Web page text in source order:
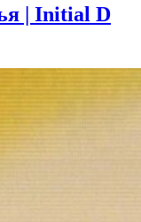
| Initial D